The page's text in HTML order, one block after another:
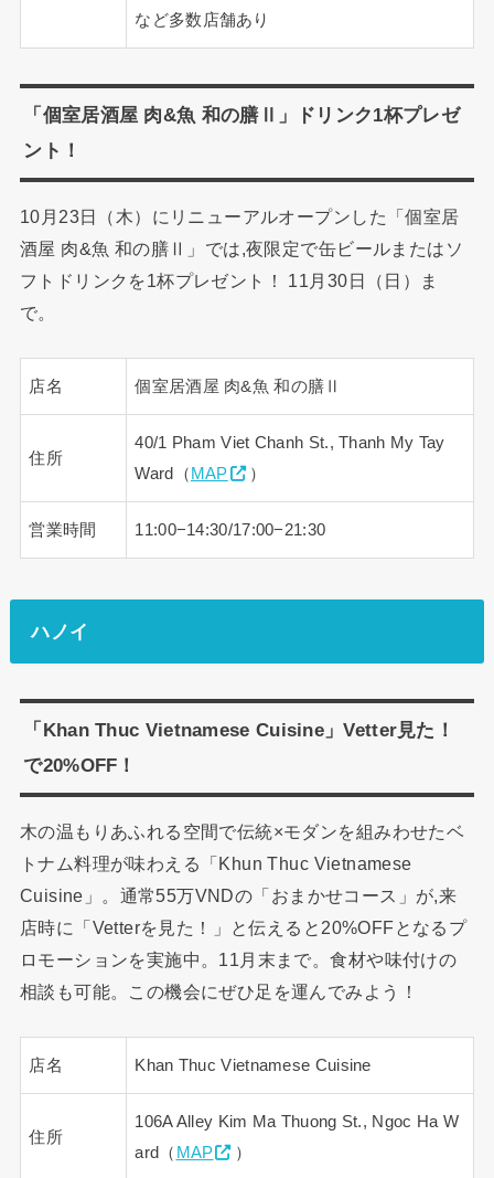
など多数店舗あり
「個室居酒屋 肉&魚 和の膳Ⅱ」ドリンク1杯プレゼ
ント！
10月23日（木）にリニューアルオープンした「個室居
酒屋 肉&魚 和の膳Ⅱ」では,夜限定で缶ビールまたはソ
フトドリンクを1杯プレゼント！ 11月30日（日）ま
で。
店名 個室居酒屋 肉&魚 和の膳Ⅱ
住所
40/1 Pham Viet Chanh St., Thanh My Tay
Ward（ MAP ）
営業時間 11:00−14:30/17:00−21:30
ハノイ
「Khan Thuc Vietnamese Cuisine」Vetter見た！
で20%OFF！
木の温もりあふれる空間で伝統×モダンを組みわせたベ
トナム料理が味わえる「Khun Thuc Vietnamese
Cuisine」。通常55万VNDの「おまかせコース」が,来
店時に「Vetterを見た！」と伝えると20%OFFとなるプ
ロモーションを実施中。11月末まで。食材や味付けの
相談も可能。この機会にぜひ足を運んでみよう！
店名 Khan Thuc Vietnamese Cuisine
住所
106A Alley Kim Ma Thuong St., Ngoc Ha W
ard（ MAP ）